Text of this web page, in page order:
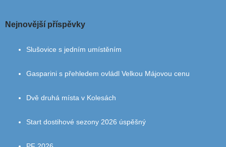
Nejnovější příspěvky
Slušovice s jedním umístěním
Gasparini s přehledem ovládl Velkou Májovou cenu
Dvě druhá místa v Kolesách
Start dostihové sezony 2026 úspěšný